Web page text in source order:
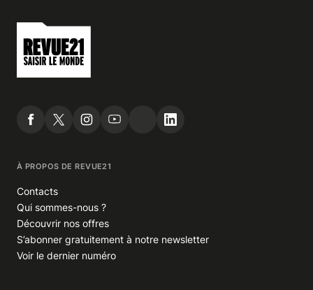
À PROPOS DE REVUE21
Contacts
Qui sommes-nous ?
Découvrir nos offres
S’abonner gratuitement à notre newsletter
Voir le dernier numéro